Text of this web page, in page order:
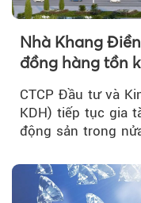
Nhà Khang
đồng hàng tồn
CTCP Đầu tư và
KDH) tiếp tục gia
động sản trong